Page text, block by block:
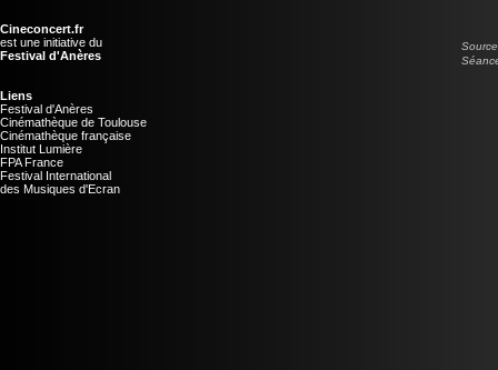
Cineconcert.fr
est une initiative du
Festival d'Anères
Liens
Festival d'Anères
Cinémathèque de Toulouse
Cinémathèque française
Institut Lumière
FPA France
Festival International
des Musiques d'Ecran